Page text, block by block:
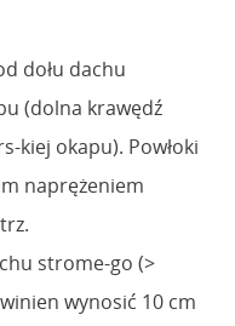
dołu dachu
(dolna krawędź
kiej okapu). Powłoki
naprężeniem
strome-go (>
wynosić 10 cm